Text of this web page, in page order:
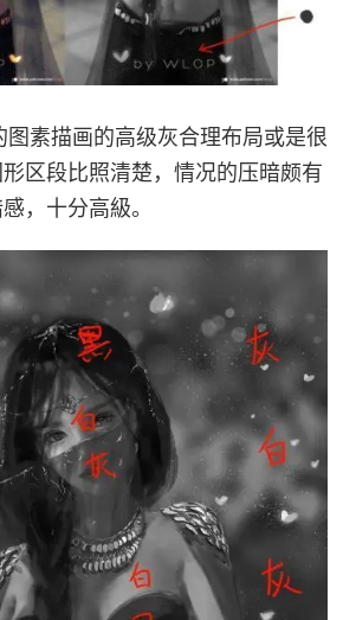
图素描画的高级灰合理布局或是很
区段比照清楚，情况的压暗颇有
，十分高級。